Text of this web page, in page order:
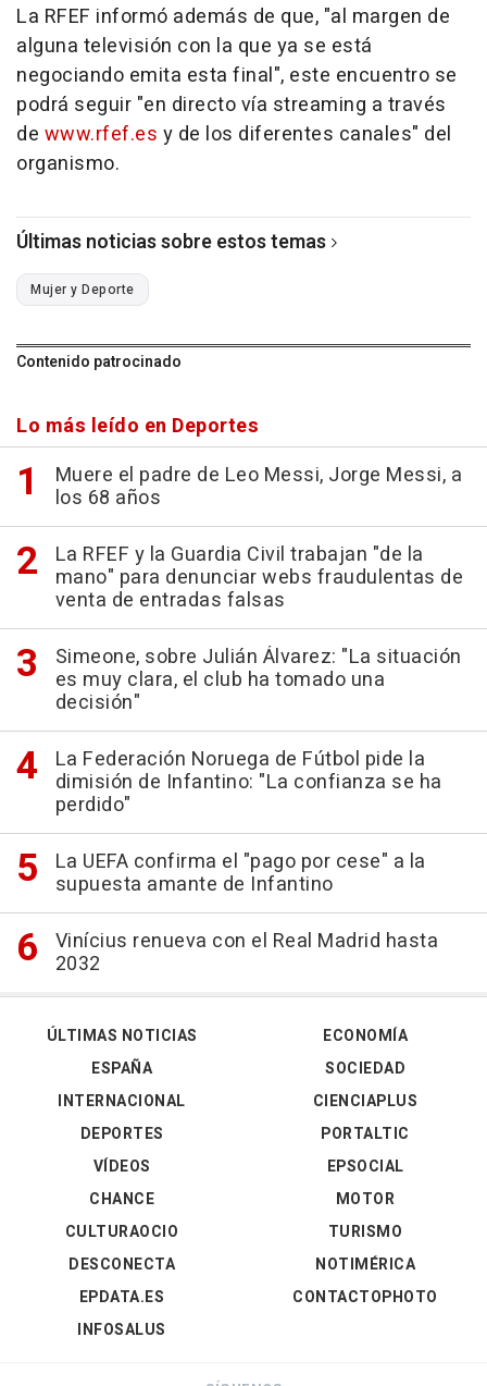
La RFEF informó además de que, "al margen de
alguna televisión con la que ya se está
negociando emita esta final", este encuentro se
podrá seguir "en directo vía streaming a través
de www.rfef.es y de los diferentes canales" del
organismo.
Últimas noticias sobre estos temas
Mujer y Deporte
Contenido patrocinado
Lo más leído en Deportes
Muere el padre de Leo Messi, Jorge Messi, a
los 68 años
La RFEF y la Guardia Civil trabajan "de la
mano" para denunciar webs fraudulentas de
venta de entradas falsas
Simeone, sobre Julián Álvarez: "La situación
es muy clara, el club ha tomado una
decisión"
La Federación Noruega de Fútbol pide la
dimisión de Infantino: "La confianza se ha
perdido"
La UEFA confirma el "pago por cese" a la
supuesta amante de Infantino
Vinícius renueva con el Real Madrid hasta
2032
ÚLTIMAS NOTICIAS
ESPAÑA
INTERNACIONAL
DEPORTES
VÍDEOS
ECONOMÍA
SOCIEDAD
CIENCIAPLUS
PORTALTIC
EPSOCIAL
CHANCE
CULTURAOCIO
DESCONECTA
EPDATA.ES
INFOSALUS
MOTOR
TURISMO
NOTIMÉRICA
CONTACTOPHOTO